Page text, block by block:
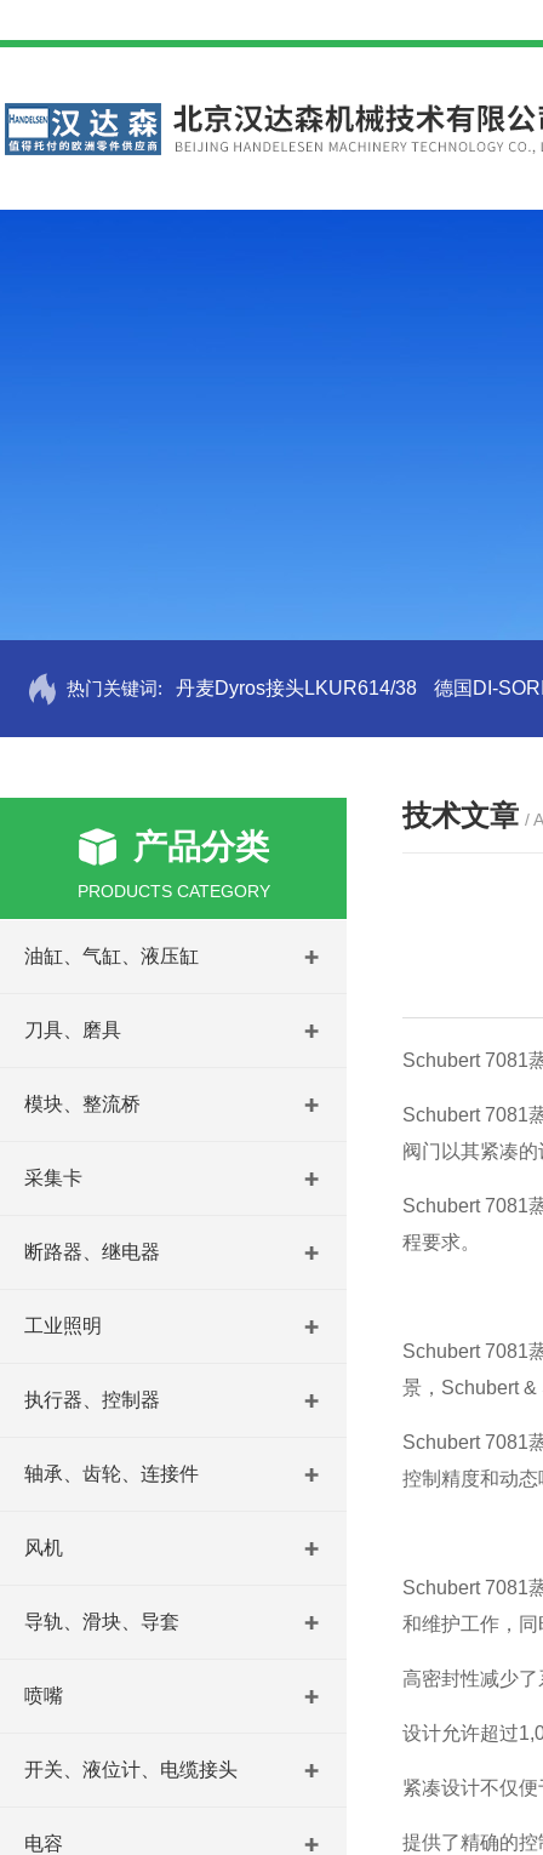
热门关键词: 丹麦Dyros接头LKUR614/38 德国DI-
产品分类
PRODUCTS CATEGORY
油缸、气缸、液压缸
刀具、磨具
模块、整流桥
采集卡
断路器、继电器
工业照明
执行器、控制器
轴承、齿轮、连接件
风机
导轨、滑块、导套
喷嘴
开关、液位计、电缆接头
电容
技术文章 /
Schubert 7081
Schubert 7081
阀门以其紧凑
Schubert 7081
程要求。
Schubert 7081
景， Schubert &
Schubert 7081
控制精度和动
Schubert 7081
和维护工作，
高密封性减少
设计允许超过
紧凑设计不仅
提供了精确的